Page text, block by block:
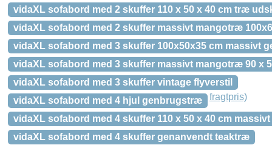
vidaXL sofabord med 2 skuffer 110 x 50 x 40 cm træ
vidaXL sofabord med 2 skuffer massivt mangotræ
vidaXL sofabord med 3 skuffer 100x50x35 cm massivt
vidaXL sofabord med 3 skuffer massivt mangotræ 90 x
vidaXL sofabord med 3 skuffer vintage flyverstil
vidaXL sofabord med 4 hjul genbrugstræ
vidaXL sofabord med 4 skuffer 110 x 50 x 40 cm
vidaXL sofabord med 4 skuffer genanvendt teaktræ
fragtpris)